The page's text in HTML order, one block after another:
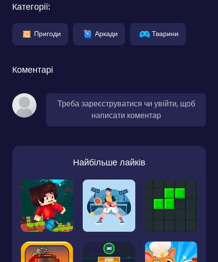
Категорії:
Пригоди Аркади Тварини
Коментарі
Треба зареєструватися чи увійти, щоб
написати коментар
Найбільше лайків